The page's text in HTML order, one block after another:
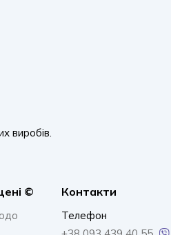
виробів.
© Контакти
Телефон